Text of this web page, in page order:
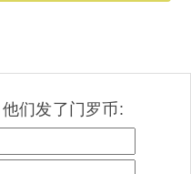
们发了门罗币: